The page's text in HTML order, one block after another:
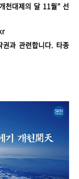
천대제의 달 11월” 선
과 관련합니다. 타종